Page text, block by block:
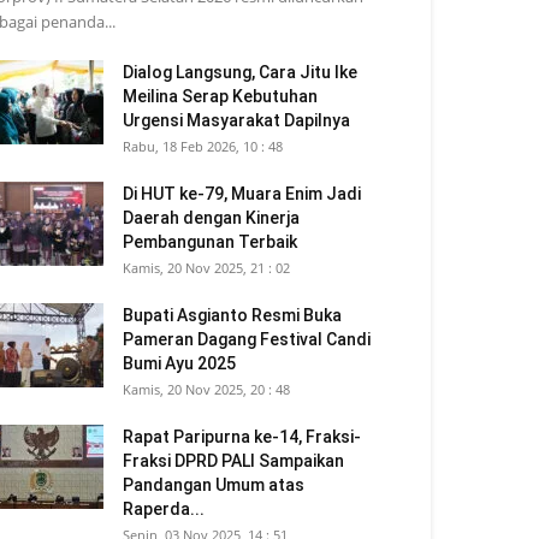
penanda...
Dialog Langsung, Cara Jitu Ike
Meilina Serap Kebutuhan
Urgensi Masyarakat Dapilnya
Rabu, 18 Feb 2026, 10 : 48
Di HUT ke-79, Muara Enim Jadi
Daerah dengan Kinerja
Pembangunan Terbaik
Kamis, 20 Nov 2025, 21 : 02
Bupati Asgianto Resmi Buka
Pameran Dagang Festival Candi
Bumi Ayu 2025
Kamis, 20 Nov 2025, 20 : 48
Rapat Paripurna ke-14, Fraksi-
Fraksi DPRD PALI Sampaikan
Pandangan Umum atas
Raperda...
Senin, 03 Nov 2025, 14 : 51